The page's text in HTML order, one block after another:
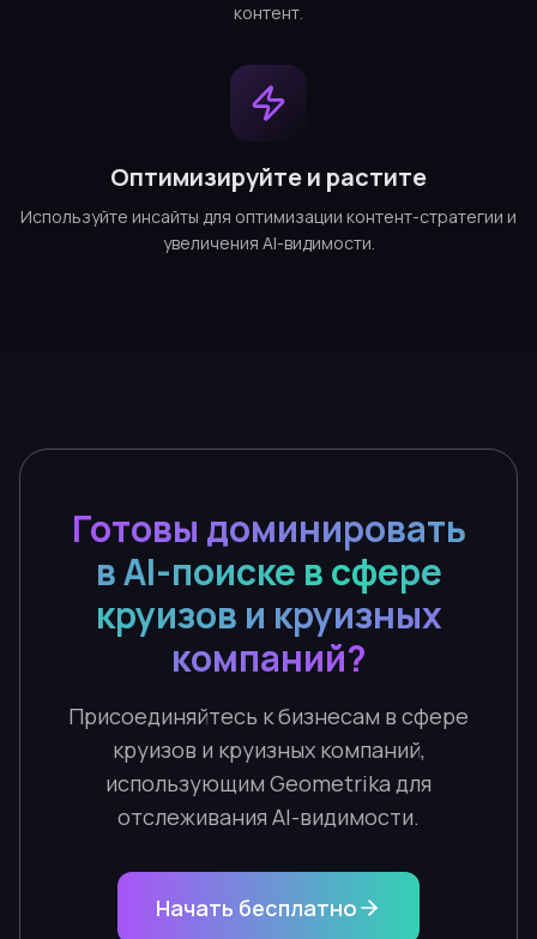
контент.
Оптимизируйте и растите
Используйте инсайты для оптимизации контент-стратегии и
увеличения AI-видимости.
Готовы доминировать
в AI-поиске в сфере
круизов и круизных
компаний?
Присоединяйтесь к бизнесам в сфере
круизов и круизных компаний,
использующим Geometrika для
отслеживания AI-видимости.
Начать бесплатно